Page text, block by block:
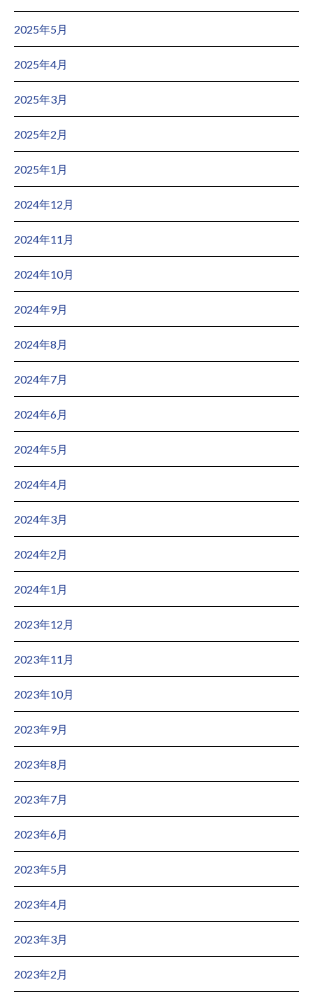
2025年5月
2025年4月
2025年3月
2025年2月
2025年1月
2024年12月
2024年11月
2024年10月
2024年9月
2024年8月
2024年7月
2024年6月
2024年5月
2024年4月
2024年3月
2024年2月
2024年1月
2023年12月
2023年11月
2023年10月
2023年9月
2023年8月
2023年7月
2023年6月
2023年5月
2023年4月
2023年3月
2023年2月